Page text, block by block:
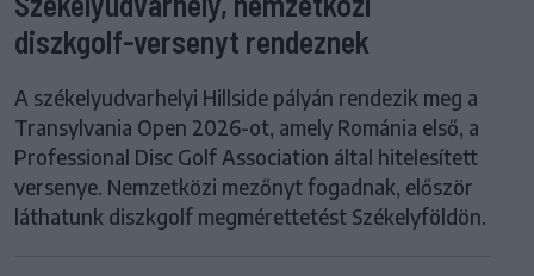
diszkgolf-versenyt rendeznek
A székelyudvarhelyi Hillside pályán rendezik meg a
Transylvania Open 2026-ot, amely Románia első, a
Professional Disc Golf Association által hitelesített
versenye. Nemzetközi mezőnyt fogadnak, először
láthatunk diszkgolf megmérettetést Székelyföldön.